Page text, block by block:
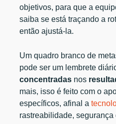
objetivos, para que a
saiba se está traçando a
então ajustá-la.
Um quadro branco de
pode ser um lembrete
concentradas nos
mais, isso é feito com o
específicos, afinal a
rastreabilidade, segurança